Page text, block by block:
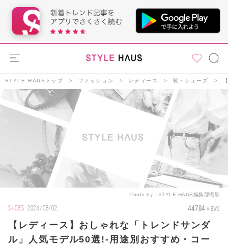
STYLE HAUSトップ ファッション レディース 靴・シューズ
Photo by： STYLE HAUS編集部撮影
SHOES 2024/08/02 44784 VIEWS
【レディース】おしゃれな「トレンドサンダ
ル」人気モデル50選!-用途別おすすめ・コー